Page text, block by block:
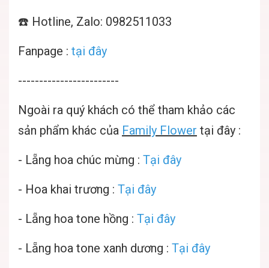
☎️ Hotline, Zalo: 0982511033
Fanpage : tại đây
------------------------
Ngoài ra quý khách có thể tham khảo các
sản phẩm khác của Family Flower tại đây :
- Lẵng hoa chúc mừng : Tại đây
- Hoa khai trương : Tại đây
- Lẵng hoa tone hồng : Tại đây
- Lẵng hoa tone xanh dương : Tại đây